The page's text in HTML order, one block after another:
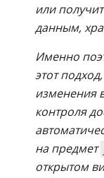
или
данным,
Именно
этот
изменения
контроля
на предмет
открытом